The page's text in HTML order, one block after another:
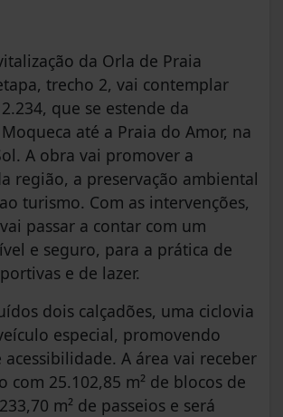
da Orla de Praia
trecho 2, vai contemplar
que se estende da
até a Praia do Amor, na
A obra vai promover a
região, a preservação ambiental
turismo. Com as intervenções,
passar a contar com um
e seguro, para a prática de
e de lazer.
dois calçadões, uma ciclovia
especial, promovendo
A área vai receber
com 25.102,85 m² de blocos de
m² de passeios e será